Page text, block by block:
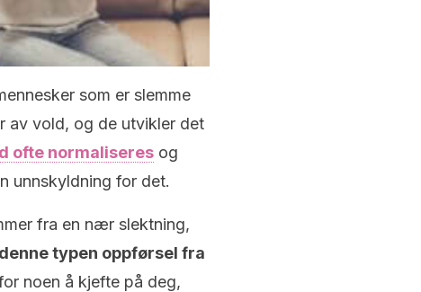
som er slemme
av vold, og de utvikler det
ofte normaliseres og
unnskyldning for det.
fra en nær slektning,
typen oppførsel fra
noen å kjefte på deg,